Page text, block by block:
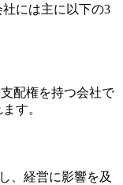
には主に以下の3
配権を持つ会社で
す。
、経営に影響を及